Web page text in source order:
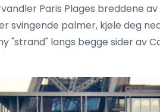
Paris Plages breddene
svingende palmer, kjøle deg
"strand" langs begge sider av